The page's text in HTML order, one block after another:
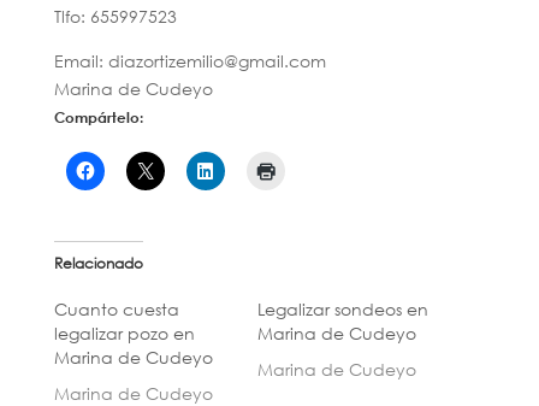
Tlfo: 655997523
Email: diazortizemilio@gmail.com
Marina de Cudeyo
Compártelo:
Relacionado
Cuanto cuesta
legalizar pozo en
Marina de Cudeyo
Marina de Cudeyo
Legalizar sondeos en
Marina de Cudeyo
Marina de Cudeyo